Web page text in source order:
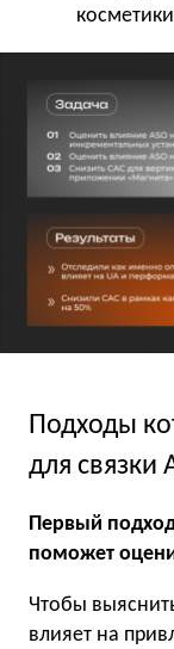
Подходы
для связки
Первый
поможет
Чтобы
влияет на